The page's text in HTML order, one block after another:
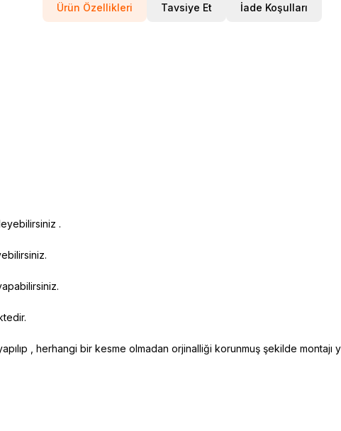
Ürün Özellikleri Tavsiye Et İade Koşulları
.
, herhangi bir kesme olmadan orjinalliği korunmuş şekilde montajı